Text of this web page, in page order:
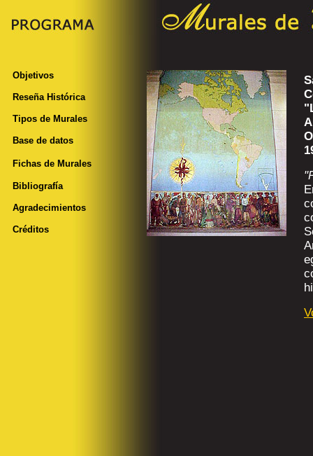
Objetivos
Reseña Histórica
Tipos de Murales
Base de datos
Fichas de Murales
Bibliografía
Agradecimientos
Créditos